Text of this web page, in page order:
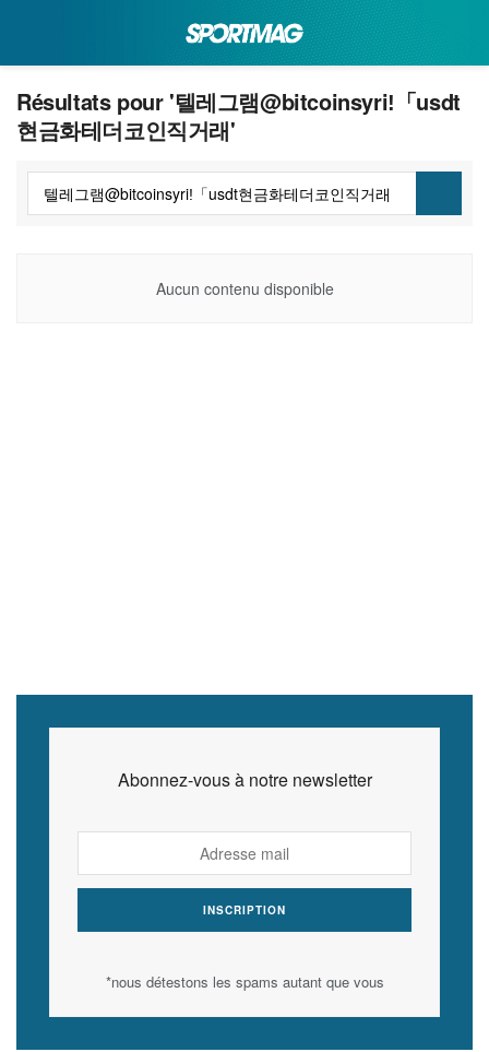
Résultats pour '텔레그램@bitcoinsyriǃ「usdt
현금화테더코인직거래'
Aucun contenu disponible
Abonnez-vous à notre newsletter
*nous détestons les spams autant que vous